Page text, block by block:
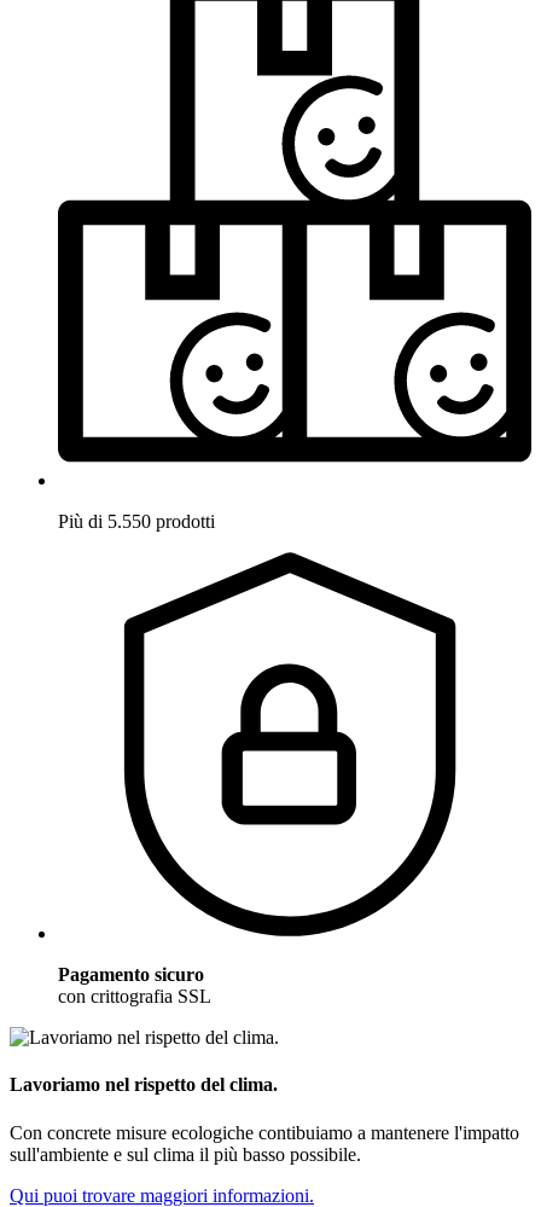
Più di 5.550 prodotti
Pagamento sicuro
con crittografia SSL
Lavoriamo nel rispetto del clima.
Con concrete misure ecologiche contibuiamo a mantenere l'impatto
sull'ambiente e sul clima il più basso possibile.
Qui puoi trovare maggiori informazioni.